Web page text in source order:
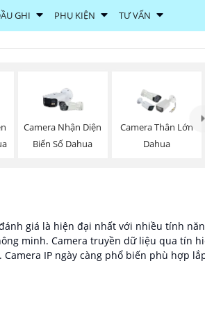
GHI PHỤ KIỆN TƯ VẤN
Camera Nhận Diện
Biển Số Dahua
Camera Thân Lớn
Dahua
giá là hiện đại nhất với nhiều tính
minh. Camera truyền dữ liệu qua tín
IP ngày càng phổ biến phù hợp